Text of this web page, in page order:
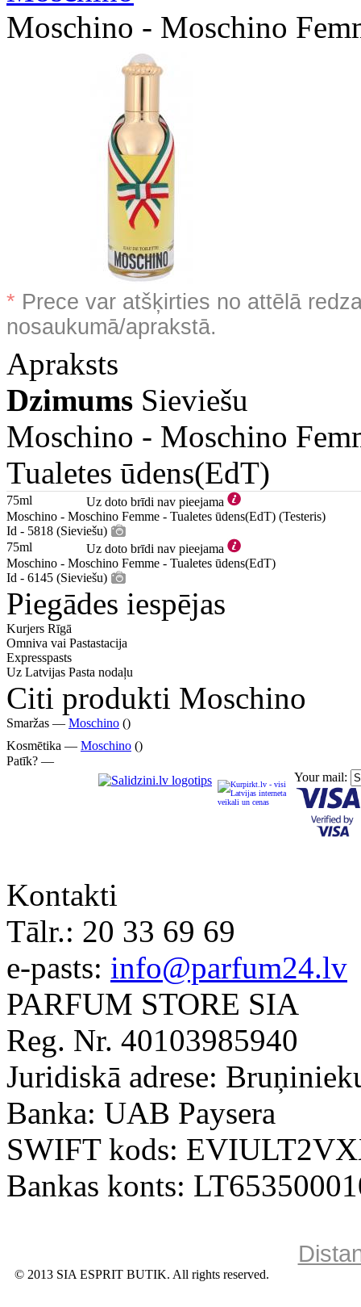
Moschino - Moschino
* Prece var atšķirties no attēlā
nosaukumā/aprakstā.
Apraksts
Dzimums Sieviešu
Moschino - Moschino
Tualetes ūdens(EdT)
75ml
Uz doto brīdi nav pieejama
Moschino - Moschino Femme - Tualetes ūdens(EdT) (Testeris)
Id - 5818 (Sieviešu)
75ml
Uz doto brīdi nav pieejama
Moschino - Moschino Femme - Tualetes ūdens(EdT)
Id - 6145 (Sieviešu)
Piegādes iespējas
Kurjers Rīgā
Omniva vai Pastastacija
Expresspasts
Uz Latvijas Pasta nodaļu
Citi produkti Moschino
Smaržas — Moschino ()
Kosmētika — Moschino ()
Patīk? —
Your mail:
Kontakti
Tālr.: 20 33 69 69
e-pasts: info@parfum24.lv
PARFUM STORE SIA
Reg. Nr. 40103985940
Juridiskā adrese:
Banka: UAB Paysera
SWIFT kods:
Bankas konts:
© 2013 SIA ESPRIT BUTIK. All rights reserved.